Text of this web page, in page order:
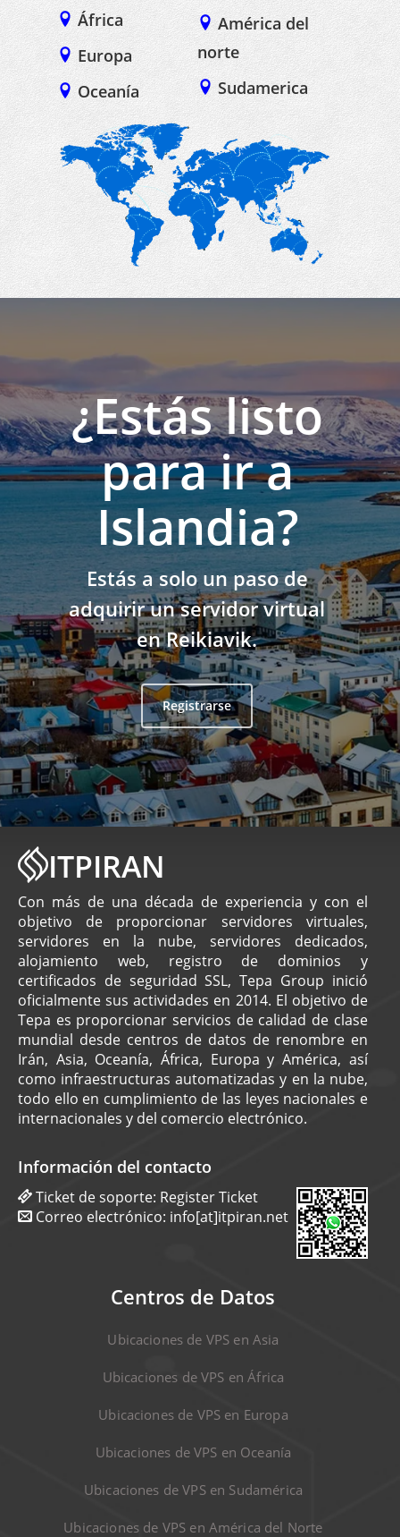
África
Europa
Oceanía
América del
norte
Sudamerica
¿Estás listo
para ir a
Islandia?
Estás a solo un paso de
adquirir un servidor virtual
en Reikiavik.
Registrarse
ITPIRAN
Con más de una década de experiencia y con el
objetivo de proporcionar servidores virtuales,
servidores en la nube, servidores dedicados,
alojamiento web, registro de dominios y
certificados de seguridad SSL, Tepa Group inició
oficialmente sus actividades en 2014. El objetivo de
Tepa es proporcionar servicios de calidad de clase
mundial desde centros de datos de renombre en
Irán, Asia, Oceanía, África, Europa y América, así
como infraestructuras automatizadas y en la nube,
todo ello en cumplimiento de las leyes nacionales e
internacionales y del comercio electrónico.
Información del contacto
Ticket de soporte: Register Ticket
Correo electrónico: info[at]itpiran.net
Centros de Datos
Ubicaciones de VPS en Asia
Ubicaciones de VPS en África
Ubicaciones de VPS en Europa
Ubicaciones de VPS en Oceanía
Ubicaciones de VPS en Sudamérica
Ubicaciones de VPS en América del Norte